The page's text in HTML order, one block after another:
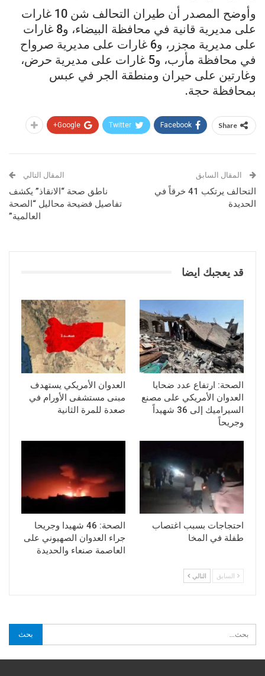
وأوضح المصدر أن طيران التحالف شن 10 غارات
على مديرية قانية في محافظة البيضاء، و8 غارات
على مديرية مجزر، و6 غارات على مديرية صرواح
في محافظة مأرب، و5 غارات على مديرية حرض،
وغارتين على حيران ومنطقة الجر في عبس
بمحافظة حجة.
Share
Facebook
Twitter
Google+
المقال السابق
التحالف يرتكب 41 خرقاً في
الحديدة
المقال التالي
ناطق صحة “الانقاذ” يكشف
تفاصيل فضيحة محاليل “الصحة
العالمية”
قد يعجبك ايضا
الصحة: ارتفاع عدد ضحايا
العدوان الأمريكي على مصنع
السيراميك إلى 36 شهيداً
وجريحاً
العدوان الأمريكي يستهدف
مبنى مستشفى الأورام في
صعدة للمرة الثانية
احتجاجات بسبب اغتصاب
طفلة في المخا
الصحة: 46 شهيدا وجريحا
جراء العدوان الصهيوني على
العاصمة صنعاء والحديدة
السابق التالي